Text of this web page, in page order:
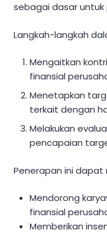
sebagai dasar untuk
Langkah-langkah
Mengaitkan
finansial
Menetapkan
terkait dengan
Melakukan
pencapaian
Penerapan ini
Mendorong
finansial
Memberikan